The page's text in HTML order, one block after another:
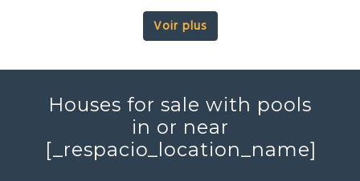
Voir plus
Houses for sale with pools
in or near
[_respacio_location_name]